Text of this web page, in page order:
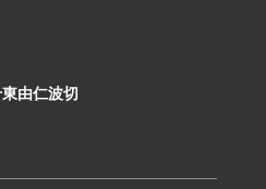
由仁波切